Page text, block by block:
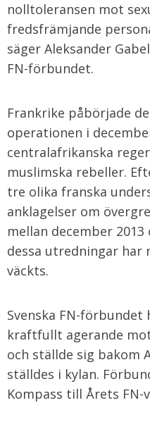
nolltoleransen mot
fredsfrämjande
säger Aleksander
FN-förbundet.
Frankrike påbörjade
operationen i
centralafrikanska
muslimska rebeller.
tre olika franska
anklagelser om
mellan december 2013
dessa utredningar har
väckts.
Svenska FN-
kraftfullt agerande
och ställde sig bakom
ställdes i kylan.
Kompass till Årets FN-